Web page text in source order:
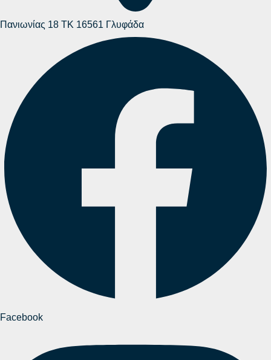
Πανιωνίας 18 ΤΚ 16561 Γλυφάδα
Facebook